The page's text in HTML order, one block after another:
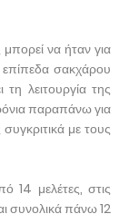
να ήταν για
επίπεδα σακχάρου
λειτουργία της
παραπάνω για
με τους
14 μελέτες, στις
συνολικά πάνω 12